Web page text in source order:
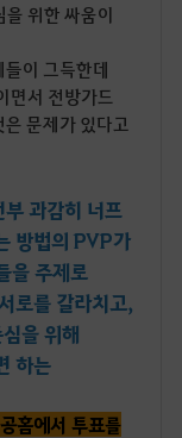
위한 싸움이
이 그득한데
면서 전방가드
문제가 있다고
과감히 너프
방법의 PVP가
을 주제로
로를 갈라치고,
을 위해
하는
홈에서 투표를